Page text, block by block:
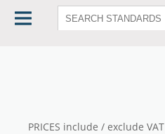
PRICES include / exclude VAT